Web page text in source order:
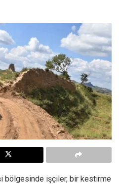
bölgesinde işçiler, bir kestirme